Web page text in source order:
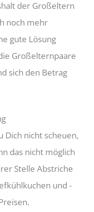
der Großeltern
noch mehr
gute Lösung
Großelternpaare
sich den Betrag
Dich nicht scheuen,
das nicht möglich
Stelle Abstriche
und -